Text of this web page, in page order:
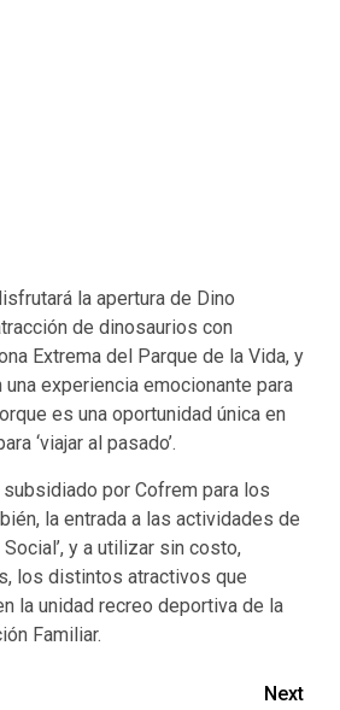
la apertura de Dino
de dinosaurios con
Extrema del Parque de la Vida, y
experiencia emocionante para
es una oportunidad única en
‘viajar al pasado’.
por Cofrem para los
la entrada a las actividades de
Social’, y a utilizar sin costo,
los distintos atractivos que
la unidad recreo deportiva de la
Familiar.
Next